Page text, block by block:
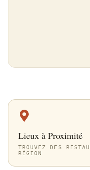
Lieux à Proximité
TROUVEZ DES
RÉGION